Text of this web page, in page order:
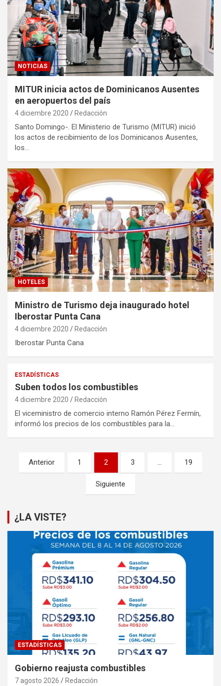
NOTICIAS
MITUR inicia actos de Dominicanos Ausentes
en aeropuertos del país
4 diciembre 2020 Redacción
Santo Domingo-. El Ministerio de Turismo (MITUR) inició
los actos de recibimiento de los Dominicanos Ausentes,
los…
HOTELES
Ministro de Turismo deja inaugurado hotel
Iberostar Punta Cana
4 diciembre 2020 Redacción
Iberostar Punta Cana
ESTADÍSTICAS
Suben todos los combustibles
4 diciembre 2020 Redacción
El viceministro de comercio interno Ramón Pérez Fermín,
informó los precios de los combustibles para la…
Paginación
de
Anterior 1 2 3 … 19
Siguiente
¿LA VISTE?
ESTADÍSTICAS
Gobierno reajusta combustibles
7 agosto 2026 Redacción